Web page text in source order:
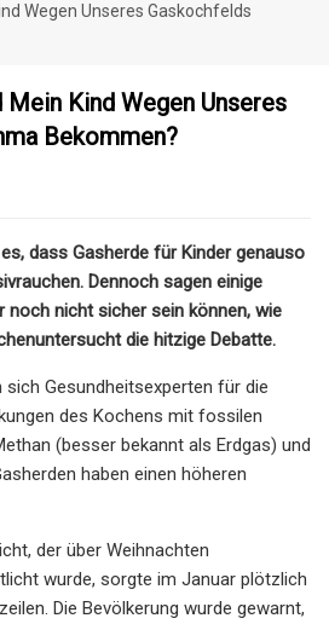
Wegen Unseres Gaskochfelds
Kind Wegen Unseres
Bekommen?
dass Gasherde für Kinder genauso
Dennoch sagen einige
noch nicht sicher sein können, wie
untersucht die hitzige Debatte.
Gesundheitsexperten für die
des Kochens mit fossilen
(besser bekannt als Erdgas) und
haben einen höheren
der über Weihnachten
wurde, sorgte im Januar plötzlich
Die Bevölkerung wurde gewarnt,